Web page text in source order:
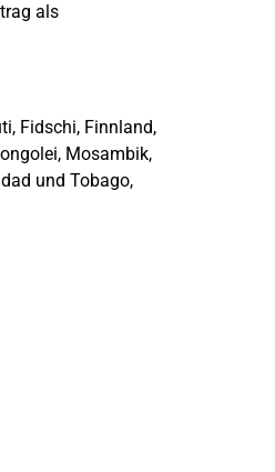
als
Fidschi, Finnland,
Mosambik,
und Tobago,